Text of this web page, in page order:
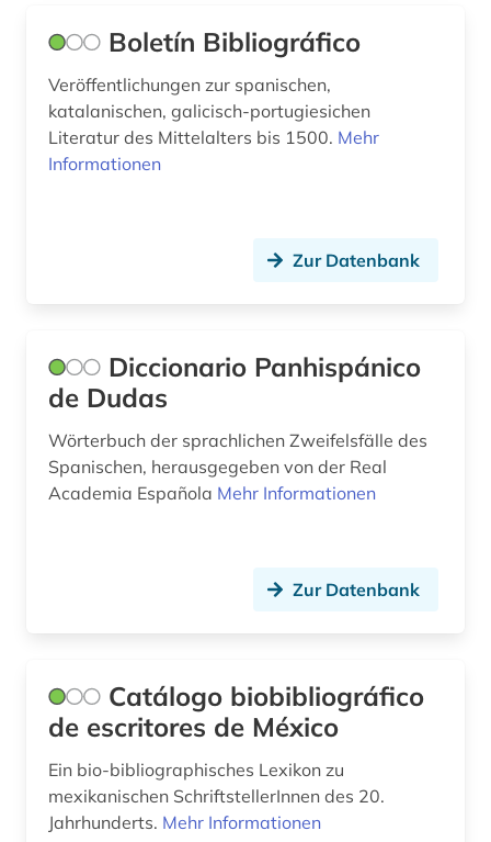
Boletín Bibliográfico
Veröffentlichungen zur spanischen,
katalanischen, galicisch-portugiesichen
Literatur des Mittelalters bis 1500. Mehr
Informationen
Zur Datenbank
Diccionario Panhispánico
de Dudas
Wörterbuch der sprachlichen Zweifelsfälle des
Spanischen, herausgegeben von der Real
Academia Española Mehr Informationen
Zur Datenbank
Catálogo biobibliográfico
de escritores de México
Ein bio-bibliographisches Lexikon zu
mexikanischen SchriftstellerInnen des 20.
Jahrhunderts. Mehr Informationen